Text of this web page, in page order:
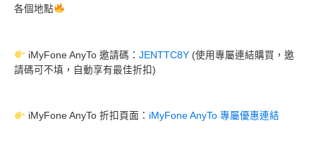
各個地點
iMyFone AnyTo 邀請碼： JENTTC8Y(使用專屬連結購買，邀
請碼可不填，自動享有最佳折扣)
iMyFone AnyTo 折扣頁面： iMyFone AnyTo 專屬優惠連結